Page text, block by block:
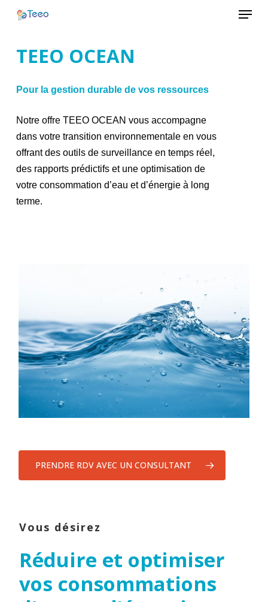
Menu
TEEO OCEAN
Pour la gestion durable de vos ressources
Notre offre TEEO OCEAN vous accompagne
dans votre transition environnementale en vous
offrant des outils de surveillance en temps réel,
des rapports prédictifs et une optimisation de
votre consommation d’eau et d’énergie à long
terme.
PRENDRE RDV AVEC UN CONSULTANT
Vous désirez
Réduire et optimiser
vos consommations